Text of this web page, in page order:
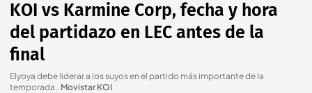
KOI vs Karmine Corp, fecha y hora
del partidazo en LEC antes de la
final
Elyoya debe liderar a los suyos en el partido más importante de la
temporada.. Movistar KOI